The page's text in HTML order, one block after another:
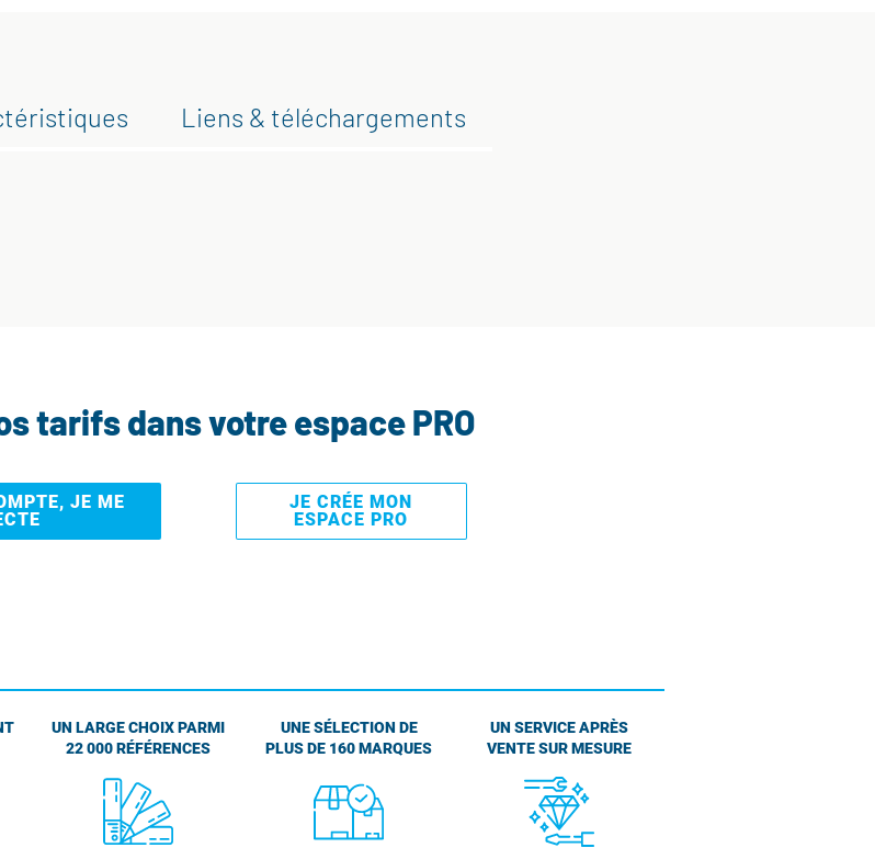
Liens & téléchargements
tarifs dans votre espace PRO
JE ME
JE CRÉE MON
ESPACE PRO
UN LARGE CHOIX PARMI
22 000 RÉFÉRENCES
UNE SÉLECTION DE
PLUS DE 160 MARQUES
UN SERVICE APRÈS
VENTE SUR MESURE